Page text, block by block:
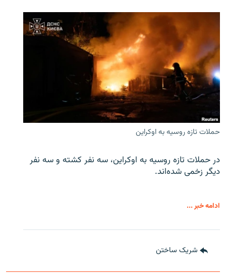
حملات تازه روسیه به اوکراین
در حملات تازه روسیه به اوکراین، سه نفر کشته و سه نفر
دیگر زخمی شده‌اند.
ادامه خبر ...
شریک ساختن